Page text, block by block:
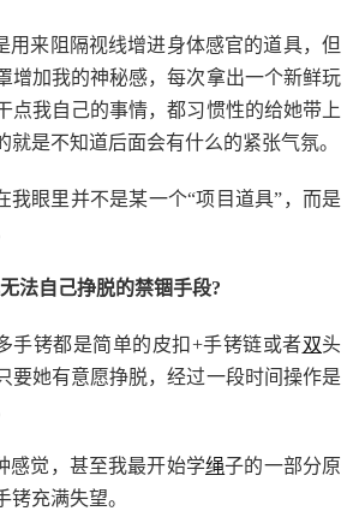
用来阻隔视线增进身体感官的道具，但
增加我的神秘感，每次拿出一个新鲜玩
点我自己的事情，都习惯性的给她带上
就是不知道后面会有什么的紧张气氛。
我眼里并不是某一个“项目道具”，而是
法自己挣脱的禁锢手段?
手铐都是简单的皮扣+手铐链或者双头
要她有意愿挣脱，经过一段时间操作是
感觉，甚至我最开始学绳子的一部分原
铐充满失望。